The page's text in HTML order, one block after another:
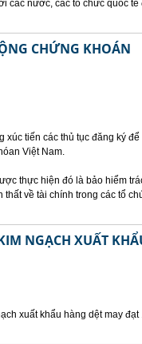
các nước, các tổ chức quốc
CHỨNG KHOÁN
xúc tiến các thủ tục đăng ký
Việt Nam.
thực hiện đó là bảo hiểm
về tài chính trong các tổ
NGẠCH XUẤT
xuất khẩu hàng dệt may